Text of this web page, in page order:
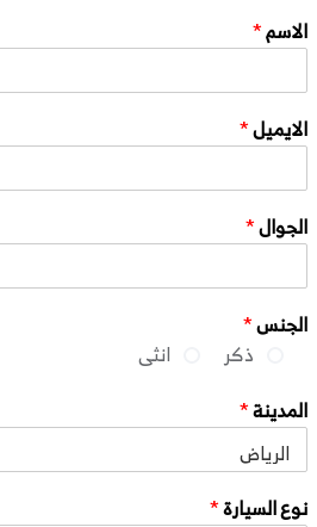
الاسم*
الايميل*
الجوال*
الجنس*
ذكر
انثى
المدينة*
نوع السيارة*